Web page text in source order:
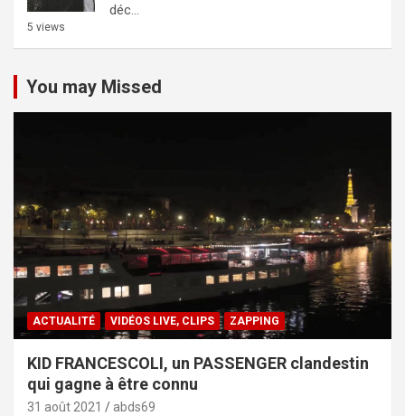
déc...
5 views
You may Missed
ACTUALITÉ VIDÉOS LIVE, CLIPS ZAPPING
KID FRANCESCOLI, un PASSENGER clandestin
qui gagne à être connu
31 août 2021 abds69